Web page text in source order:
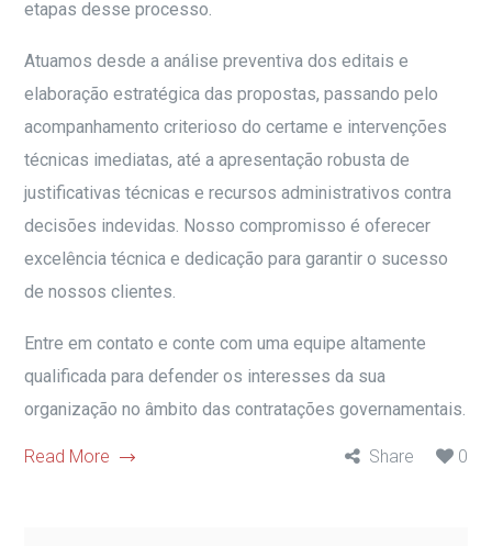
etapas desse processo.
Atuamos desde a análise preventiva dos editais e
elaboração estratégica das propostas, passando pelo
acompanhamento criterioso do certame e intervenções
técnicas imediatas, até a apresentação robusta de
justificativas técnicas e recursos administrativos contra
decisões indevidas. Nosso compromisso é oferecer
excelência técnica e dedicação para garantir o sucesso
de nossos clientes.
Entre em contato e conte com uma equipe altamente
qualificada para defender os interesses da sua
organização no âmbito das contratações governamentais.
Read More Share 0